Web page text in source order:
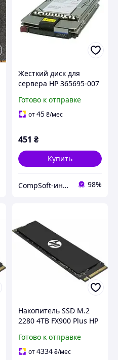
Жесткий диск для
сервера HP 365695-007
(BD07289BB8) 3.5"
Ultra320 SCSI БУ
Готово к отправке
от45₴/мес
451 ₴
Купить
CompSoft-интернет магазин компьютерных комплектующих 98%
Накопитель SSD M.2
2280 4TB FX900 Plus HP
Готово к отправке
от4334₴/мес